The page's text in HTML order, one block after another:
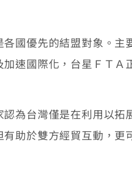
國優先的結盟對象。主
速國際化，台星ＦＴＡ
為台灣僅是在利用以拓
助於雙方經貿互動，更